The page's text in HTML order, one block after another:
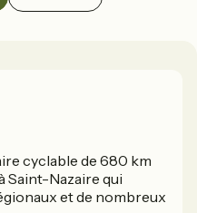
cyclable de 680 km
Saint-Nazaire qui
et de nombreux